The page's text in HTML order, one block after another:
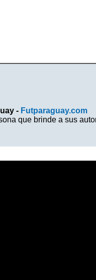
- Futparaguay.com
que brinde a sus